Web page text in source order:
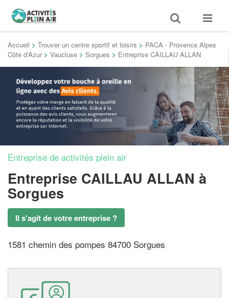
Toggle
search
Toggle
Accueil > Trouver un centre sportif et loisirs > PACA - Provence Alpes
Côte d'Azur > Vaucluse > Sorgues > Entreprise CAILLAU ALLAN
Entreprise de activités plein air
Entreprise CAILLAU ALLAN à
Sorgues
Il s'agit de votre entreprise ?
1581 chemin des pompes 84700 Sorgues